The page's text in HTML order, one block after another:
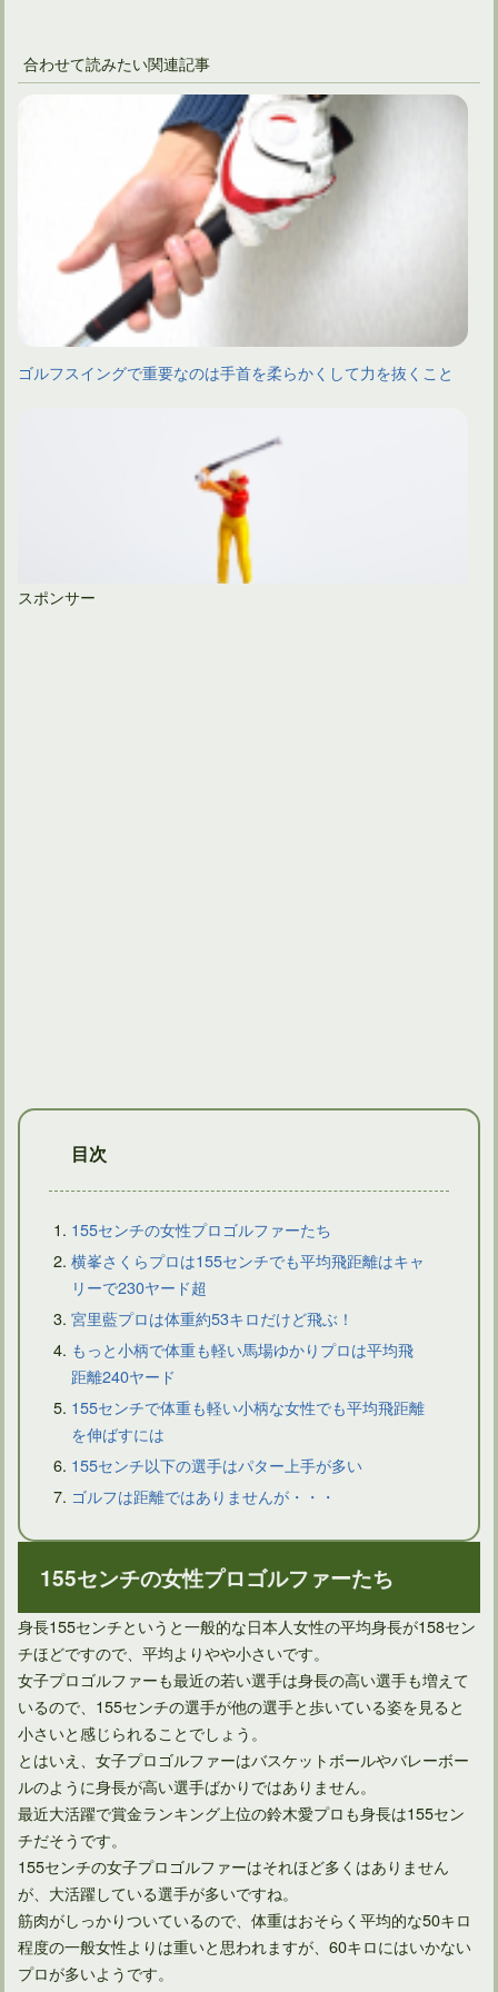
合わせて読みたい関連記事
ゴルフスイングで重要なのは手首を柔らかくして力を抜くこと
ドライバーショットでティーが後ろに飛ぶようなら問題あり？
ドライバーのセットアップはスクエアフェースとは限らない
アイアンがスライスしないための打ち方は意外に簡単！
スポンサー
目次
155センチの女性プロゴルファーたち
横峯さくらプロは155センチでも平均飛距離はキャ
リーで230ヤード超
宮里藍プロは体重約53キロだけど飛ぶ！
もっと小柄で体重も軽い馬場ゆかりプロは平均飛
距離240ヤード
155センチで体重も軽い小柄な女性でも平均飛距離
を伸ばすには
155センチ以下の選手はパター上手が多い
ゴルフは距離ではありませんが・・・
155センチの女性プロゴルファーたち
身長155センチというと一般的な日本人女性の平均身長が158セン
チほどですので、平均よりやや小さいです。
女子プロゴルファーも最近の若い選手は身長の高い選手も増えて
いるので、155センチの選手が他の選手と歩いている姿を見ると
小さいと感じられることでしょう。
とはいえ、女子プロゴルファーはバスケットボールやバレーボー
ルのように身長が高い選手ばかりではありません。
最近大活躍で賞金ランキング上位の鈴木愛プロも身長は155セン
チだそうです。
155センチの女子プロゴルファーはそれほど多くはありません
が、大活躍している選手が多いですね。
筋肉がしっかりついているので、体重はおそらく平均的な50キロ
程度の一般女性よりは重いと思われますが、60キロにはいかない
プロが多いようです。